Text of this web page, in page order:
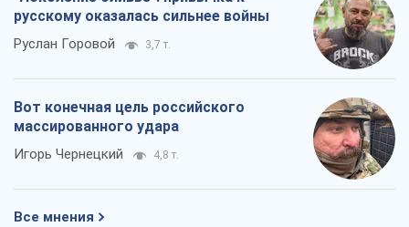
русскому оказалась сильнее войны
Руслан Горовой 3,7 т.
Вот конечная цель российского
массированного удара
Игорь Чернецкий 4,8 т.
Все мнения